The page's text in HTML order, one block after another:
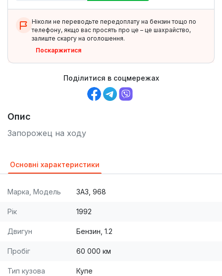
Ніколи не переводьте передоплату на бензин тощо по
телефону, якщо вас просять про це – це шахрайство,
залиште скаргу на оголошення.
Поскаржитися
Поділитися в соцмережах
Опис
Запорожец на ходу
Основні характеристики
Марка, Модель ЗАЗ, 968
Рік 1992
Двигун Бензин, 1.2
Пробіг 60 000 км
Тип кузова Купе